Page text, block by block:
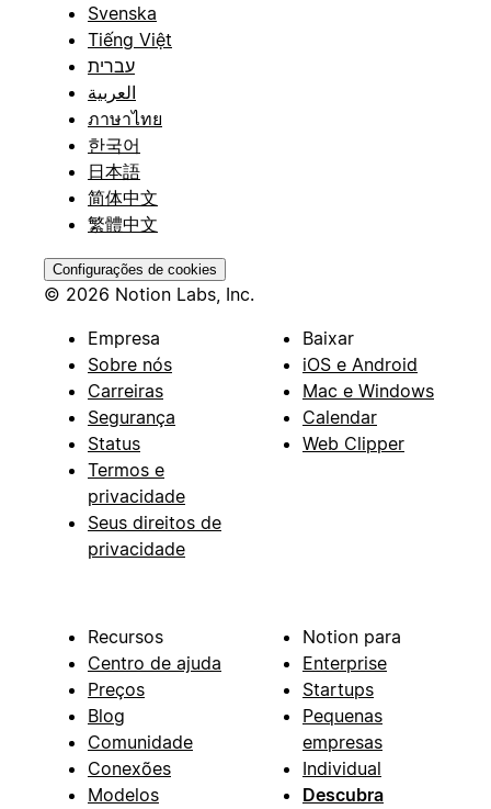
Svenska
Tiếng Việt
עברית
العربية
ภาษาไทย
한국어
日本語
简体中文
繁體中文
Configurações de cookies
© 2026 Notion Labs, Inc.
Empresa
Sobre nós
Carreiras
Segurança
Status
Termos e
privacidade
Seus direitos de
privacidade
Baixar
iOS e Android
Mac e Windows
Calendar
Web Clipper
Recursos
Centro de ajuda
Preços
Blog
Comunidade
Conexões
Modelos
Notion para
Enterprise
Startups
Pequenas
empresas
Individual
Descubra